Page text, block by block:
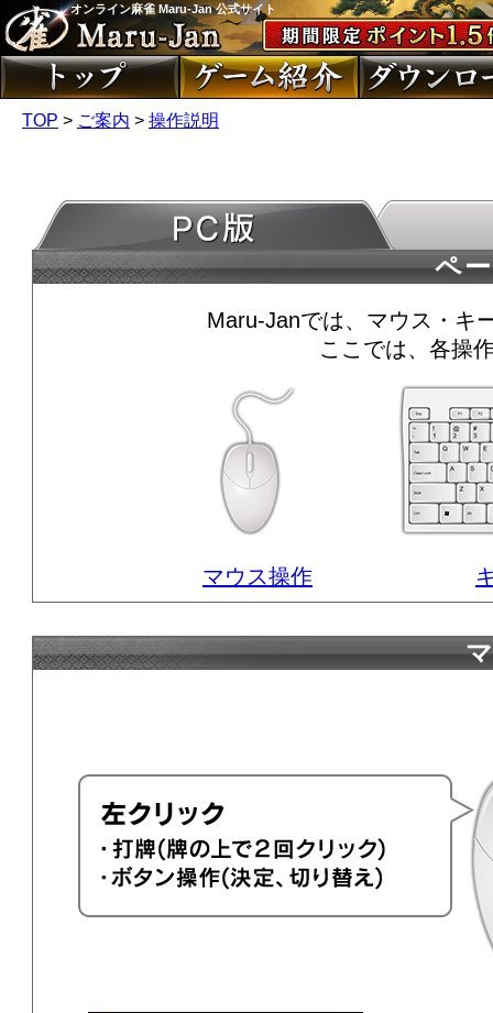
オンライン麻雀 Maru-Jan 公式サイト
TOP > ご案内 > 操作説明
ペ
Maru-Janでは、マウス・キ
ここでは、各操
マウス操作